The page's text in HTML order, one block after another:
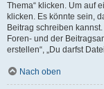
Thema“ klicken. Um auf
klicken. Es könnte sein,
Beitrag schreiben
Foren- und der
erstellen“, „Du darfst
Nach oben